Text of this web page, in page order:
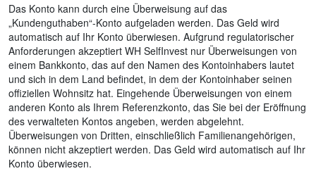
Das Konto kann durch eine Überweisung auf das
„Kundenguthaben“-Konto aufgeladen werden. Das Geld wird
automatisch auf Ihr Konto überwiesen. Aufgrund regulatorischer
Anforderungen akzeptiert WH SelfInvest nur Überweisungen von
einem Bankkonto, das auf den Namen des Kontoinhabers lautet
und sich in dem Land befindet, in dem der Kontoinhaber seinen
offiziellen Wohnsitz hat. Eingehende Überweisungen von einem
anderen Konto als Ihrem Referenzkonto, das Sie bei der Eröffnung
des verwalteten Kontos angeben, werden abgelehnt.
Überweisungen von Dritten, einschließlich Familienangehörigen,
können nicht akzeptiert werden. Das Geld wird automatisch auf Ihr
Konto überwiesen.